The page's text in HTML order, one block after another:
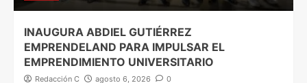
INAUGURA ABDIEL GUTIÉRREZ
EMPRENDELAND PARA IMPULSAR EL
EMPRENDIMIENTO UNIVERSITARIO
Redacción C agosto 6, 2026 0